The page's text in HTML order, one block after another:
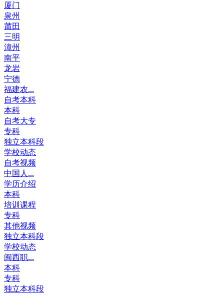
厦门
泉州
莆田
三明
漳州
南平
龙岩
宁德
福建农...
自考本科
本科
自考大专
专科
独立本科段
学校动态
自考视频
中国人...
学历介绍
本科
培训课程
专科
其他视频
独立本科段
学校动态
闽西职...
本科
专科
独立本科段